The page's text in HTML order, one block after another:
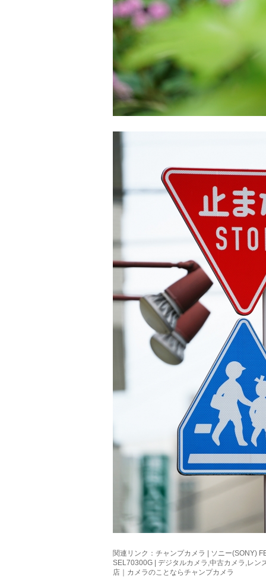
関連リンク： チャンプカメラ | ソニー(SONY)
SEL70300G | デジタルカメラ,中古カメラ,レン
店｜カメラのことならチャンプカメラ